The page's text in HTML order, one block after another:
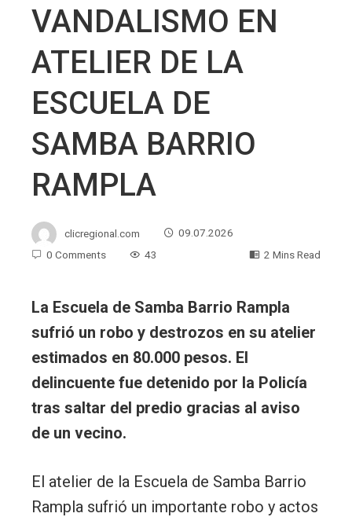
VANDALISMO EN
ATELIER DE LA
ESCUELA DE
SAMBA BARRIO
RAMPLA
clicregional.com
09.07.2026
0 Comments
43 2 Mins Read
La Escuela de Samba Barrio Rampla
sufrió un robo y destrozos en su atelier
estimados en 80.000 pesos. El
delincuente fue detenido por la Policía
tras saltar del predio gracias al aviso
de un vecino.
El atelier de la Escuela de Samba Barrio
Rampla sufrió un importante robo y actos